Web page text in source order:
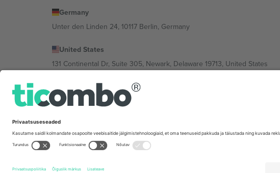
Germany
Unter den Linden 24, 10117 Berlin, Germany
United States
131 Continental Dr, Suite 305, Newark, Delaware 19713, United States
Bulgaria
Regus Sofia City West, bul Totleben 53-55, 1606 Sofia, Bulgaria
Mexico
Av Chapultepec 360, Roma Norte, Cuauhtémoc, 06700 Ciudad de
Tingimused.© 2026 Ticombo. Kõik õigused kaitstud.